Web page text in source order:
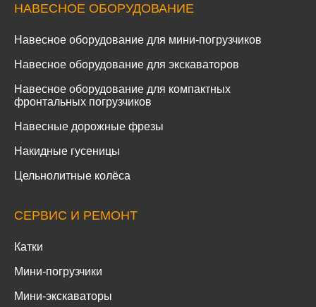
НАВЕСНОЕ ОБОРУДОВАНИЕ
Навесное оборудование для мини-погрузчиков
Навесное оборудование для экскаваторов
Навесное оборудование для компактных
фронтальных погрузчиков
Навесные дорожные фрезы
Накидные гусеницы
Цельнолитные колёса
СЕРВИС И РЕМОНТ
Катки
Мини-погрузчики
Мини-экскаваторы